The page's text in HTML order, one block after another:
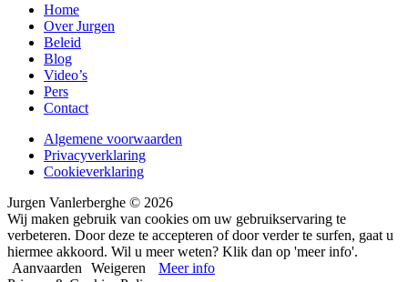
Home
Over Jurgen
Beleid
Blog
Video’s
Pers
Contact
Algemene voorwaarden
Privacyverklaring
Cookieverklaring
Jurgen Vanlerberghe © 2026
Wij maken gebruik van cookies om uw gebruikservaring te
verbeteren. Door deze te accepteren of door verder te surfen, gaat u
hiermee akkoord. Wil u meer weten? Klik dan op 'meer info'.
Aanvaarden
Weigeren
Meer info